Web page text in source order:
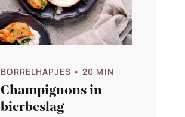
BORRELHAPJES • 20 MIN
Champignons in
bierbeslag